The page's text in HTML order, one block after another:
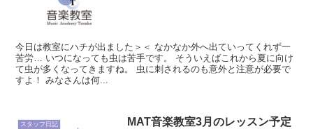
今日は教室にハチが出ました＞＜ なかなか外へ出ていってくれず一
苦労… いつになっても虫は苦手です。 そういえばこれから夏に向け
て虫が多くなってきますね。 虫に刺されるのも意外と注意が必要で
すよ！ みなさんは何...
スタッフ日記 MAT音楽教室3月のレッスン予定